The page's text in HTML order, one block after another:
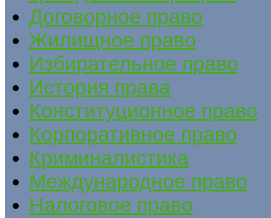
Договорное право
Жилищное право
Избирательное право
История права
Конституционное право
Корпоративное право
Криминалистика
Международное право
Налоговое право